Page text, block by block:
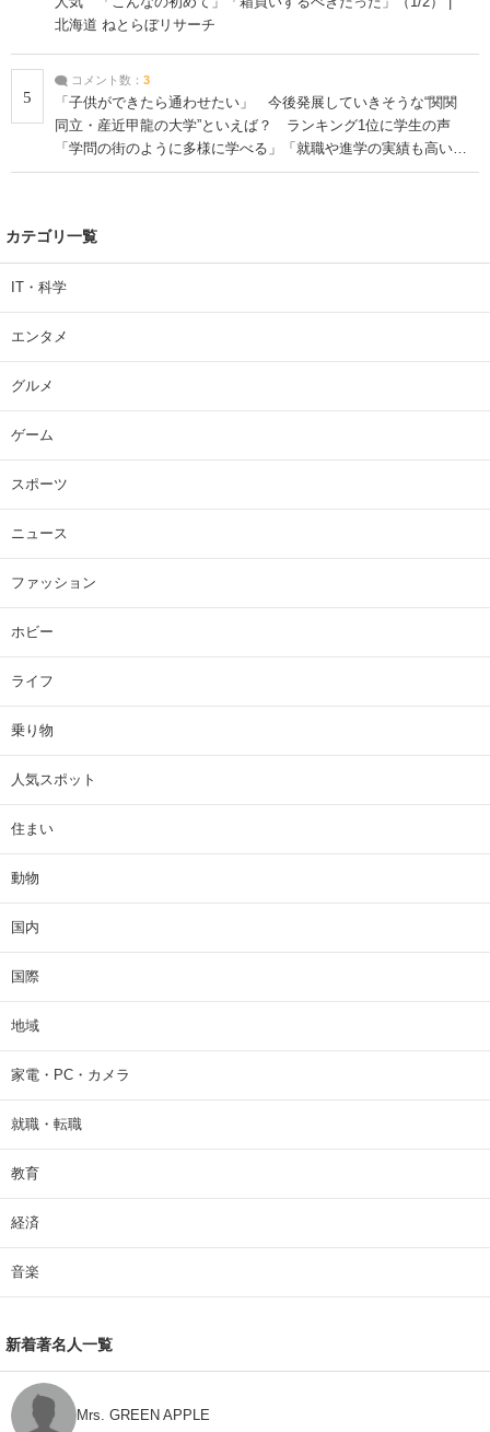
北海道 ねとらぼリサーチ
5
コメント数： 3
「子供ができたら通わせたい」 今後発展していきそうな“関関
同立・産近甲龍の大学”といえば？ ランキング1位に学生の声
「学問の街のように多様に学べる」「就職や進学の実績も高い」
| 大学 ねとらぼリサーチ
カテゴリ一覧
IT・科学
エンタメ
グルメ
ゲーム
スポーツ
ニュース
ファッション
ホビー
ライフ
乗り物
人気スポット
住まい
動物
国内
国際
地域
家電・PC・カメラ
就職・転職
教育
経済
音楽
新着著名人一覧
Mrs. GREEN APPLE